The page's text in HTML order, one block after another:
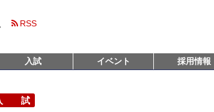
RSS
入試
入試 イベント 採用情報